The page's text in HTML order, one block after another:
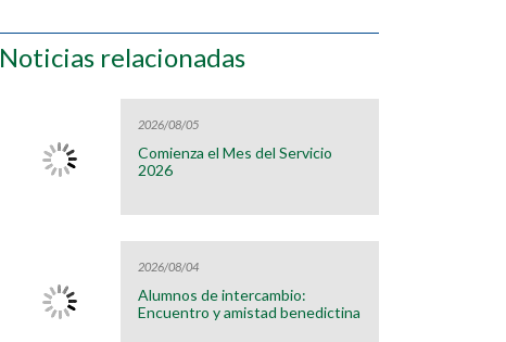
Noticias relacionadas
2026/08/05
Comienza el Mes del Servicio
2026
2026/08/04
Alumnos de intercambio:
Encuentro y amistad benedictina